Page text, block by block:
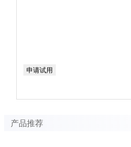
申请试用
产品推荐